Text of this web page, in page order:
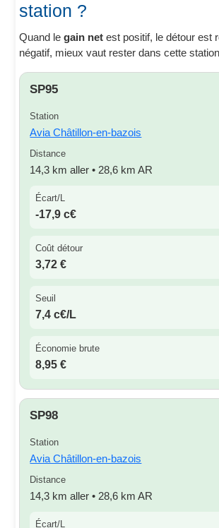
station ?
Quand legain net est positif, le détour est
négatif, mieux vaut rester dans cette
SP95
Station
Avia Châtillon-en-bazois
Distance
14,3 km aller • 28,6 km AR
Écart/L
-17,9 c€
Coût détour
3,72 €
Seuil
7,4 c€/L
Économie brute
8,95 €
SP98
Station
Avia Châtillon-en-bazois
Distance
14,3 km aller • 28,6 km AR
Écart/L